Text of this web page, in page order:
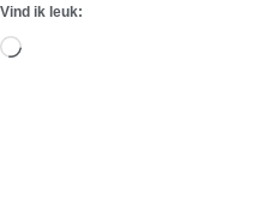
Vind ik leuk:
Aan